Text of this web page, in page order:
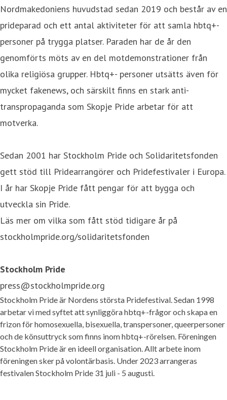
Nordmakedoniens huvudstad sedan 2019 och består av en
prideparad och ett antal aktiviteter för att samla hbtq+-
personer på trygga platser. Paraden har de år den
genomförts möts av en del motdemonstrationer från
olika religiösa grupper. Hbtq+- personer utsätts även för
mycket fakenews, och särskilt finns en stark anti-
transpropaganda som Skopje Pride arbetar för att
motverka.
Sedan 2001 har Stockholm Pride och Solidaritetsfonden
gett stöd till Pridearrangörer och Pridefestivaler i Europa.
I år har Skopje Pride fått pengar för att bygga och
utveckla sin Pride.
Läs mer om vilka som fått stöd tidigare år på
stockholmpride.org/solidaritetsfonden
Stockholm Pride
press@stockholmpride.org
Stockholm Pride är Nordens största Pridefestival. Sedan 1998
arbetar vi med syftet att synliggöra hbtq+-frågor och skapa en
frizon för homosexuella, bisexuella, transpersoner, queerpersoner
och de könsuttryck som finns inom hbtq+-rörelsen. Föreningen
Stockholm Pride är en ideell organisation. Allt arbete inom
föreningen sker på volontärbasis. Under 2023 arrangeras
festivalen Stockholm Pride 31 juli - 5 augusti.